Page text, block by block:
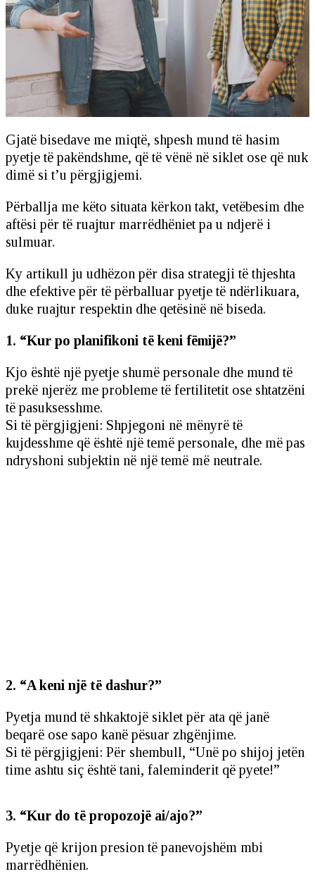
Gjatë bisedave me miqtë, shpesh mund të hasim
pyetje të pakëndshme, që të vënë në siklet ose që nuk
dimë si t’u përgjigjemi.
Përballja me këto situata kërkon takt, vetëbesim dhe
aftësi për të ruajtur marrëdhëniet pa u ndjerë i
sulmuar.
Ky artikull ju udhëzon për disa strategji të thjeshta
dhe efektive për të përballuar pyetje të ndërlikuara,
duke ruajtur respektin dhe qetësinë në biseda.
1. “Kur po planifikoni të keni fëmijë?”
Kjo është një pyetje shumë personale dhe mund të
prekë njerëz me probleme të fertilitetit ose shtatzëni
të pasuksesshme.
Si të përgjigjeni: Shpjegoni në mënyrë të
kujdesshme që është një temë personale, dhe më pas
ndryshoni subjektin në një temë më neutrale.
2. “A keni një të dashur?”
Pyetja mund të shkaktojë siklet për ata që janë
beqarë ose sapo kanë pësuar zhgënjime.
Si të përgjigjeni: Për shembull, “Unë po shijoj jetën
time ashtu siç është tani, faleminderit që pyete!”
3. “Kur do të propozojë ai/ajo?”
Pyetje që krijon presion të panevojshëm mbi
marrëdhënien.